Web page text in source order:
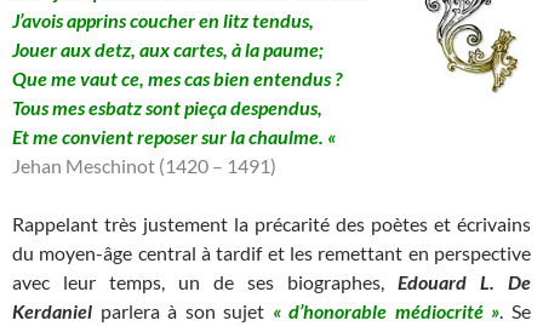
J’avois apprins coucher en litz tendus,
Jouer aux detz, aux cartes, à la paume;
Que me vaut ce, mes cas bien entendus ?
Tous mes esbatz sont pieça despendus,
Et me convient reposer sur la chaulme. «
Jehan Meschinot (1420 – 1491)
Rappelant très justement la précarité des poètes et écrivains
du moyen-âge central à tardif et les remettant en perspective
avec leur temps, un de ses biographes, Edouard L. De
Kerdaniel parlera à son sujet « d’honorable médiocrité ». Se